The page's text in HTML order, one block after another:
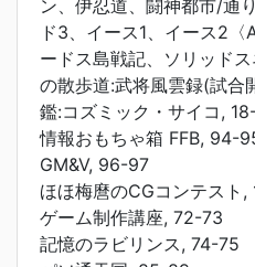
ン、伊忍道、闘神都市/通
ド3、イース1、イース2
ードス島戦記、ソリッド
の散歩道:武将風雲録(試合
鑑:コズミック・サイコ,
情報おもちゃ箱 FFB, 94-
GM&V, 96-97
ほほ梅麿のCGコンテスト,
ゲーム制作講座, 72-73
記憶のラビリンス, 74-75